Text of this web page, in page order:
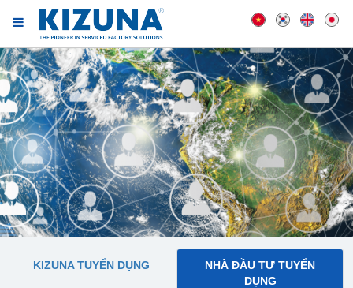
KIZUNA TUYỂN DỤNG
NHÀ ĐẦU TƯ TUYỂN
DỤNG